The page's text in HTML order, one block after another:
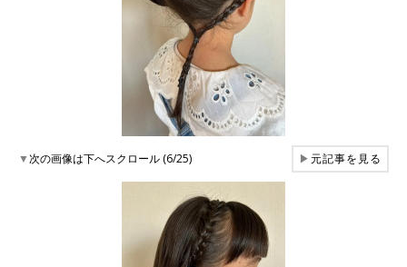
▼次の画像は下へスクロール (6/25) ▶元記事を見る